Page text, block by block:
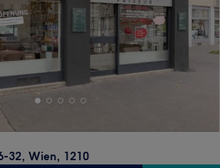
32, Wien, 1210